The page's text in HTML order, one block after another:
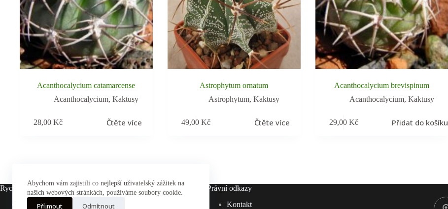
Abychom vám zajistili co nejlepší uživatelský zážitek na
našich webových stránkách, používáme soubory cookie.
Příjmout Odmítnout
Acanthocalycium catamarcense
Acanthocalycium, Kaktusy
28,00 Kč Čtěte více
Astrophytum ornatum
Astrophytum, Kaktusy
49,00 Kč Čtěte více
Acanthocalycium brevispinum
Acanthocalycium, Kaktusy
29,00 Kč Přidat do košíku
Rychlé odkazy
Hlavní stránka
Právní odkazy
Kontakt